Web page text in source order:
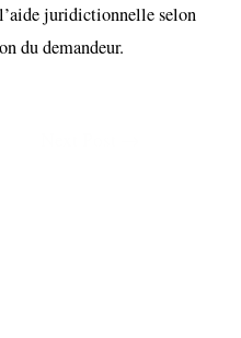
l’aide juridictionnelleselon
du demandeur.